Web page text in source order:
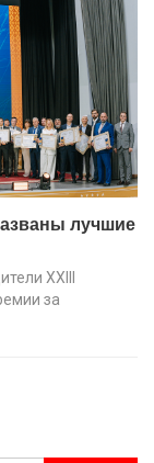
лучшие
XХIII
за